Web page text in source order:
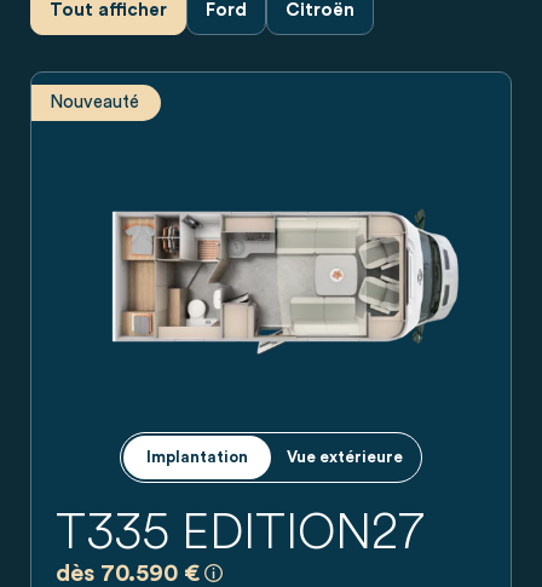
Tout afficher Ford Citroën
Implantation Vue extérieure
T335 EDITION27
dès 70.590 €
Nouveauté